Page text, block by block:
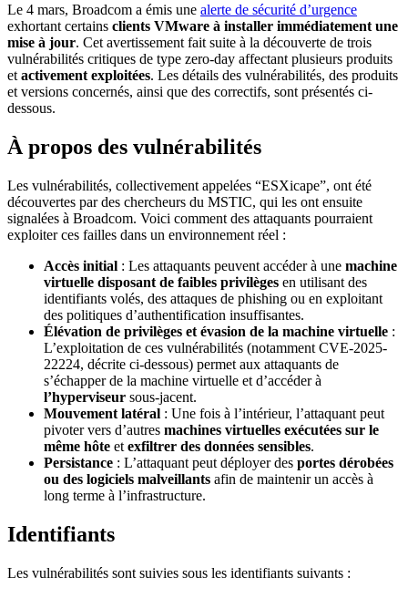
Le 4 mars, Broadcom a émis une alerte de sécurité d’urgence
exhortant certains clients VMware à installer immédiatement une
mise à jour. Cet avertissement fait suite à la découverte de trois
vulnérabilités critiques de type zero-day affectant plusieurs produits
et activement exploitées. Les détails des vulnérabilités, des produits
et versions concernés, ainsi que des correctifs, sont présentés ci-
dessous.
À propos des vulnérabilités
Les vulnérabilités, collectivement appelées “ESXicape”, ont été
découvertes par des chercheurs du MSTIC, qui les ont ensuite
signalées à Broadcom. Voici comment des attaquants pourraient
exploiter ces failles dans un environnement réel :
Accès initial : Les attaquants peuvent accéder à une machine
virtuelle disposant de faibles privilèges en utilisant des
identifiants volés, des attaques de phishing ou en exploitant
des politiques d’authentification insuffisantes.
Élévation de privilèges et évasion de la machine virtuelle :
L’exploitation de ces vulnérabilités (notamment CVE-2025-
22224, décrite ci-dessous) permet aux attaquants de
s’échapper de la machine virtuelle et d’accéder à
l’hyperviseur sous-jacent.
Mouvement latéral : Une fois à l’intérieur, l’attaquant peut
pivoter vers d’autres machines virtuelles exécutées sur le
même hôte et exfiltrer des données sensibles.
Persistance : L’attaquant peut déployer des portes dérobées
ou des logiciels malveillants afin de maintenir un accès à
long terme à l’infrastructure.
Identifiants
Les vulnérabilités sont suivies sous les identifiants suivants :